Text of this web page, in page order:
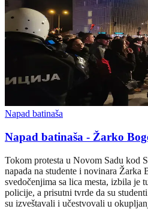
Napad batinaša
Napad batinaša - Žarko
Tokom protesta u Novom Sadu kod
napada na studente i novinara Žarka
svedočenjima sa lica mesta, izbila je
policije, a prisutni tvrde da su
su izveštavali i učestvovali u